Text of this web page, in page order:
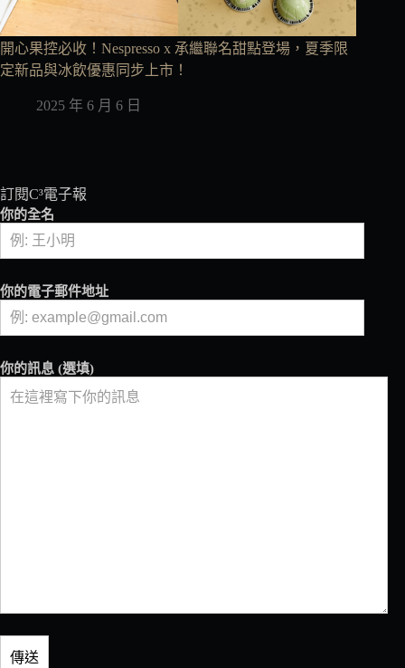
開心果控必收！Nespresso x 承繼聯名甜點登場，夏季限
定新品與冰飲優惠同步上市！
2025 年 6 月 6 日
訂閱C³電子報
你的全名
你的電子郵件地址
你的訊息 (選填)